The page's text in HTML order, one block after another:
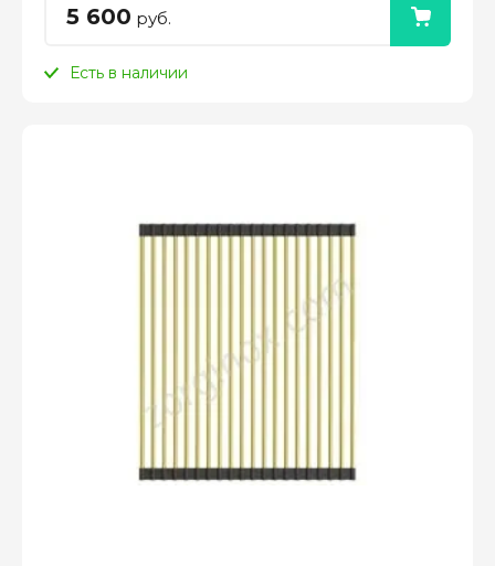
5 600 руб.
Есть в наличии